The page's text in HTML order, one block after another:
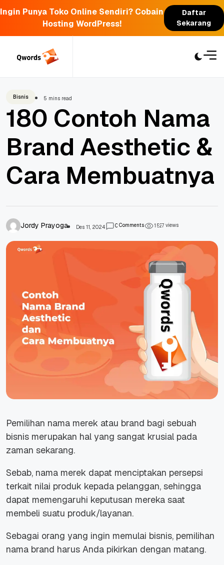
Ingin Punya Toko Online Sendiri? Cobain
Hosting WordPress!
Daftar
Sekarang
Bisnis 5 mins read
180 Contoh Nama
Brand Aesthetic &
Cara Membuatnya
Jordy Prayoga Des 11, 2024 0Comments 1 527views
Pemilihan nama merek atau brand bagi sebuah
bisnis merupakan hal yang sangat krusial pada
zaman sekarang.
Sebab, nama merek dapat menciptakan persepsi
terkait nilai produk kepada pelanggan, sehingga
dapat memengaruhi keputusan mereka saat
membeli suatu produk/layanan.
Sebagai orang yang ingin memulai bisnis, pemilihan
nama brand harus Anda pikirkan dengan matang.